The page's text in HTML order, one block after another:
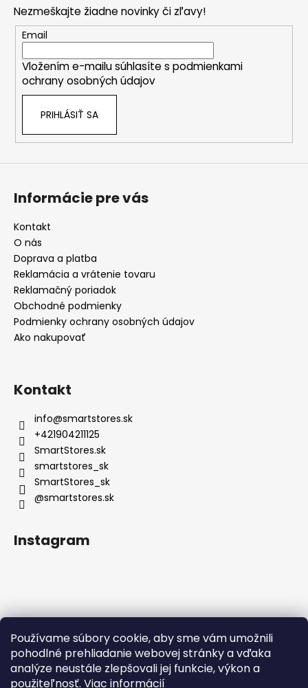
Používame súbory cookie, aby sme vám umožnili
pohodlné prehliadanie webovej stránky a vďaka
analýze neustále zlepšovali jej funkcie, výkon a
použiteľnosť. Viac informácií
Nezmeškajte žiadne novinky či zľavy!
Email
Vložením e-mailu súhlasíte s podmienkami
ochrany osobných údajov
PRIHLÁSIŤ SA
Informácie pre vás
Kontakt
O nás
Doprava a platba
Reklamácia a vrátenie tovaru
Reklamačný poriadok
Obchodné podmienky
Podmienky ochrany osobných údajov
Ako nakupovať
Kontakt
info@smartstores.sk
+421904211125
SmartStores.sk
smartstores_sk
SmartStores_sk
@smartstores.sk
Instagram
Sledovať na Instagrame